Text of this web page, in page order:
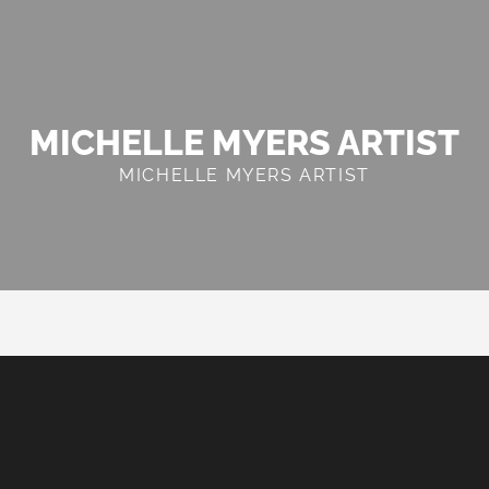
MICHELLE MYERS ARTIST
MICHELLE MYERS ARTIST